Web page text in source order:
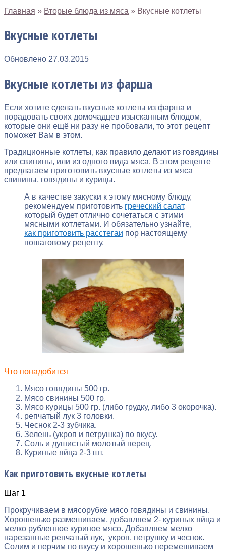
Главная » Вторые блюда из мяса » Вкусные котлеты
Вкусные котлеты
Обновлено 27.03.2015
Вкусные котлеты из фарша
Если хотите сделать вкусные котлеты из фарша и
порадовать своих домочадцев изысканным блюдом,
которые они ещё ни разу не пробовали, то этот рецепт
поможет Вам в этом.
Традиционные котлеты, как правило делают из говядины
или свинины, или из одного вида мяса. В этом рецепте
предлагаем приготовить вкусные котлеты из мяса
свинины, говядины и курицы.
А в качестве закуски к этому мясному блюду,
рекомендуем приготовить греческий салат,
который будет отлично сочетаться с этими
мясными котлетами. И обязательно узнайте,
как приготовить расстегаи пор настоящему
пошаговому рецепту.
Что понадобится
Мясо говядины 500 гр.
Мясо свинины 500 гр.
Мясо курицы 500 гр. (либо грудку, либо 3 окорочка).
репчатый лук 3 головки.
Чеснок 2-3 зубчика.
Зелень (укроп и петрушка) по вкусу.
Соль и душистый молотый перец.
Куриные яйца 2-3 шт.
Как приготовить вкусные котлеты
Шаг 1
Прокручиваем в мясорубке мясо говядины и свинины.
Хорошенько размешиваем, добавляем 2- куриных яйца и
мелко рубленное куриное мясо. Добавляем мелко
нарезанные репчатый лук, укроп, петрушку и чеснок.
Солим и перчим по вкусу и хорошенько перемешиваем